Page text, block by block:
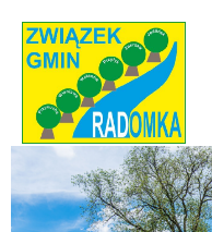
Radomka